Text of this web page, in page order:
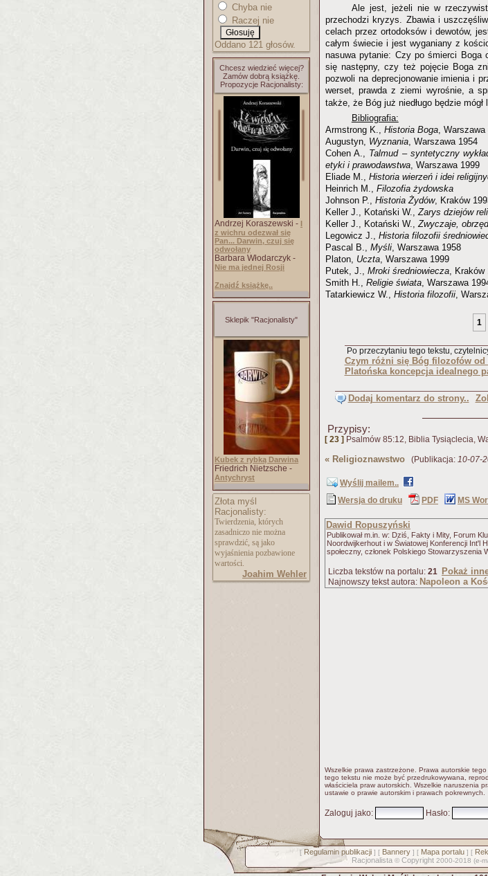
Chyba nie
Raczej nie
Oddano 121 głosów.
Chcesz wiedzieć więcej?
Zamów dobrą książkę.
Propozycje Racjonalisty:
Andrzej Koraszewski - I
z wichru odezwał się
Pan... Darwin, czuj się
odwołany
Barbara Włodarczyk -
Nie ma jednej Rosji
Znajdź książkę..
Sklepik "Racjonalisty"
Kubek z rybką Darwina
Friedrich Nietzsche -
Antychryst
Złota myśl
Racjonalisty:
Twierdzenia, których
zasadniczo nie można
sprawdzić, są jako
wyjaśnienia pozbawione
wartości.
Joahim Wehler
Ale jest, jeżeli nie w
przechodzi kryzys. Zbawia i
celach przez ortodoksów i dewotów,
całym świecie i jest wyganiany z
nasuwa pytanie: Czy po śmierci Boga
się następny, czy też pojęcie Boga
pozwoli na deprecjonowanie imienia i
werset, prawda z ziemi wyrośnie, a
także, że Bóg już niedługo będzie
Bibliografia:
Armstrong K., Historia Boga ,
Augustyn, Wyznania , Warszawa 1954
Cohen A., Talmud – syntetyczny
etyki i prawodawstwa , Warszawa 1999
Eliade M., Historia wierzeń i idei
Heinrich M., Filozofia żydowska
Johnson P., Historia Żydów, Kraków
Keller J., Kotański W., Zarys dziejów
Keller J., Kotański W., Zwyczaje,
Legowicz J., Historia filozofii
Pascal B., Myśli , Warszawa 1958
Platon, Uczta , Warszawa 1999
Putek, J., Mroki średniowiecza ,
Smith H., Religie świata , Warszawa
Tatarkiewicz W., Historia filozofii ,
1
Po przeczytaniu tego tekstu,
Czym różni się Bóg filozofów od
Platońska koncepcja idealnego
Dodaj komentarz do strony..
Przypisy:
[ 23 ] Psalmów 85:12, Biblia Tysiąclecia,
« Religioznawstwo (Publikacja: 10-07-
Wyślij mailem..
Wersja do druku
PDF MS
Dawid Ropuszyński
Publikował m.in. w: Dziś, Fakty i Mity, Forum
Noordwijkerhout i w Światowej Konferencji Int'l
społeczny, członek Polskiego Stowarzyszenia
Liczba tekstów na portalu: 21 Pokaż
Najnowszy tekst autora: Napoleon a
Wszelkie prawa zastrzeżone. Prawa autorskie
tego tekstu nie może być przedrukowywana,
właściciela praw autorskich. Wszelkie naruszenia
ustawie o prawie autorskim i prawach pokrewnych.
Zaloguj jako: Hasło:
[ Regulamin publikacji] [ Bannery] [ Mapa portalu] [
Racjonalista © Copyright 2000-2018 (e-